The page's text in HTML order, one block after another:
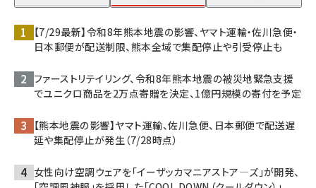
【7/29最新】令和8年熊本地震の影響、ヤマト運輸・佐川急便・
日本郵便が配送制限、熊本全域で集配停止や引受停止も
ファーストリテイリング、令和8年熊本地震の被災地緊急支援
でユニクロ商品を2万点寄贈を決定、1億円規模の寄付を予定
【熊本地震の影響】ヤマト運輸、佐川急便、日本郵便で配送遅
延や集配停止が発生（7/28時点）
女性向け空調ウェアを「イーザッカマニアストア―ズ」が開発、